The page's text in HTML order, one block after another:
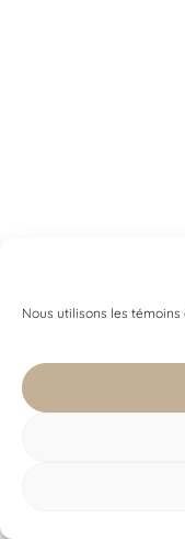
Nous utilisons les